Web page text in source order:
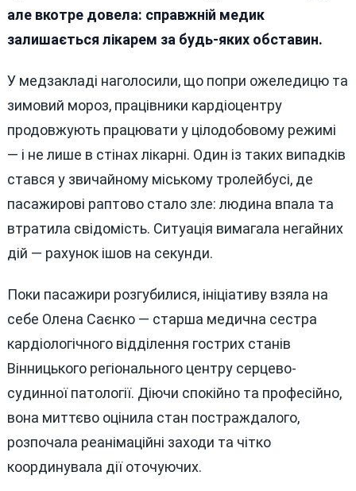
Людину,
Втратила
але вкотре довела: справжній медик
залишається лікарем за будь-яких обставин.
У медзакладі наголосили, що попри ожеледицю та
зимовий мороз, працівники кардіоцентру
продовжують працювати у цілодобовому режимі
— і не лише в стінах лікарні. Один із таких випадків
стався у звичайному міському тролейбусі, де
пасажирові раптово стало зле: людина впала та
втратила свідомість. Ситуація вимагала негайних
дій — рахунок ішов на секунди.
Поки пасажири розгубилися, ініціативу взяла на
себе Олена Саєнко — старша медична сестра
кардіологічного відділення гострих станів
Вінницького регіонального центру серцево-
судинної патології. Діючи спокійно та професійно,
вона миттєво оцінила стан постраждалого,
розпочала реанімаційні заходи та чітко
координувала дії оточуючих.